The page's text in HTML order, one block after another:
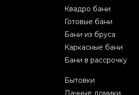
Квадро бани
Готовые бани
Бани из бруса
Каркасные бани
Бани в рассрочку
Бытовки
Дачные домики